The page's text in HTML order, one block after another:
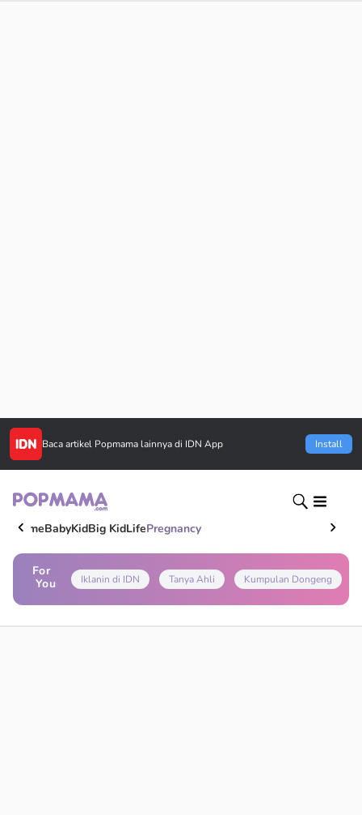
Baca artikel Popmama lainnya di IDN App Install
HomeBabyKidBig KidLifePregnancy
For
You
Iklanin di IDN Tanya Ahli Kumpulan Dongeng